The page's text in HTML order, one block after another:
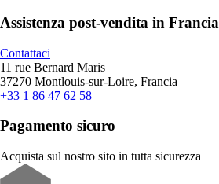
Assistenza post-vendita in Francia
Contattaci
11 rue Bernard Maris
37270 Montlouis-sur-Loire, Francia
+33 1 86 47 62 58
Pagamento sicuro
Acquista sul nostro sito in tutta sicurezza